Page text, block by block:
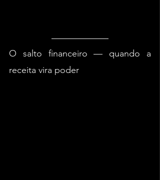
O salto financeiro — quando a
receita vira poder